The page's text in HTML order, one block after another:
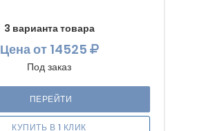
3 варианта товара
Ценаот 14525
Под заказ
ПЕРЕЙТИ
КУПИТЬ В 1 КЛИК